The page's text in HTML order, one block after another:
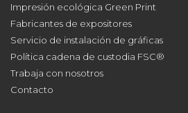
Impresión ecológica Green Print
Fabricantes de expositores
Servicio de instalación de gráficas
Política cadena de custodia FSC®
Trabaja con nosotros
Contacto